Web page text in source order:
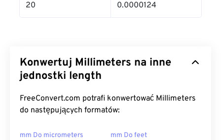
20 0.0000124
Konwertuj Millimeters na inne
jednostki length
FreeConvert.com potrafi konwertować Millimeters
do następujących formatów:
mm Do micrometers mm Do feet